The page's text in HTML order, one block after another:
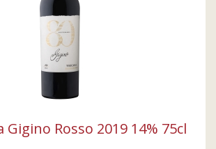
Rosso 2019 14% 75cl